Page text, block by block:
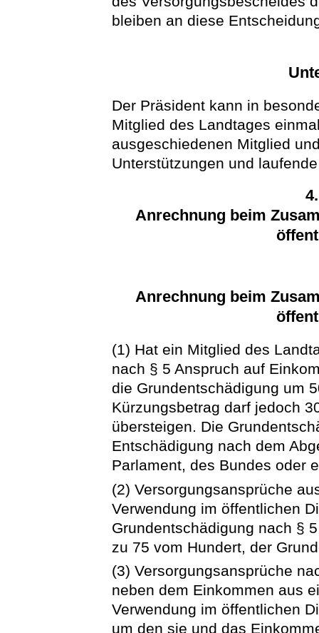
bleiben an diese
Der Präsident kann in
Mitglied des Landtages
ausgeschiedenen Mitglied
Unterstützungen und
Anrechnung beim
Anrechnung beim
(1) Hat ein Mitglied des
nach § 5 Anspruch auf
die Grundentschädigung um
Kürzungsbetrag darf jedoch
übersteigen. Die
Entschädigung nach dem
Parlament, des Bundes oder
(2) Versorgungsansprüche
Verwendung im öffentlichen
Grundentschädigung nach §
zu 75 vom Hundert, der
(3) Versorgungsansprüche
neben dem Einkommen aus
Verwendung im öffentlichen
um den sie und das